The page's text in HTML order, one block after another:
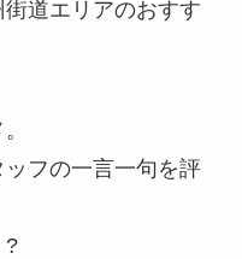
道エリアのおすす
フの一言一句を評
?